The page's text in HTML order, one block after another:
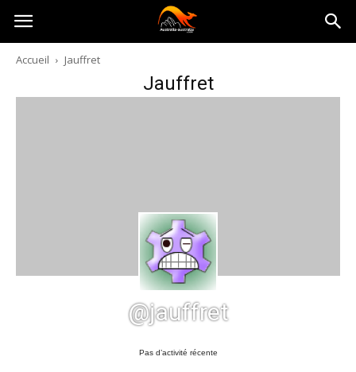
Australia-
australie.com
Accueil Jauffret
Jauffret
@jauffret
Pas d’activité récente